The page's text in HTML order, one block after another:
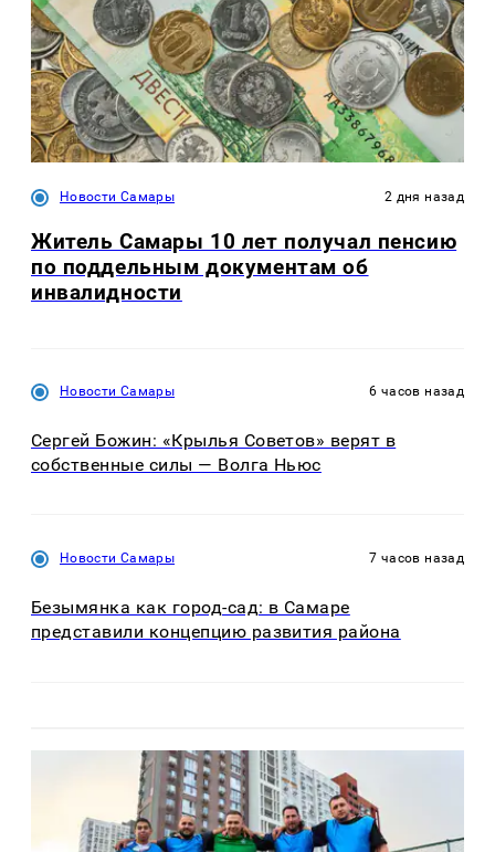
Новости Самары 2 дня назад
Житель Самары 10 лет получал пенсию
по поддельным документам об
инвалидности
Новости Самары 6 часов назад
Сергей Божин: «Крылья Советов» верят в
собственные силы — Волга Ньюс
Новости Самары 7 часов назад
Безымянка как город-сад: в Самаре
представили концепцию развития района